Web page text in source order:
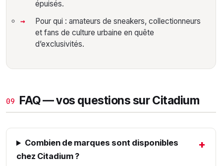
épuisés.
Pour qui : amateurs de sneakers, collectionneurs
et fans de culture urbaine en quête
d’exclusivités.
09 FAQ — vos questions sur Citadium
Combien de marques sont disponibles
chez Citadium ?